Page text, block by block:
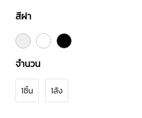
สีฝา
จำนวน
1ชิ้น 1ลัง